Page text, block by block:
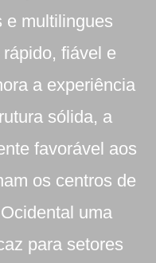
e multilingues
fiável e
a experiência
sólida, a
favorável aos
os centros de
uma
para setores